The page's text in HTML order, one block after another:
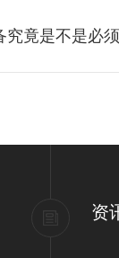
究竟是不是必
资